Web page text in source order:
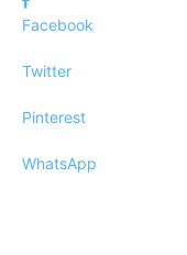
Facebook
Twitter
Pinterest
WhatsApp